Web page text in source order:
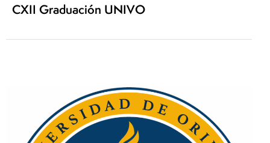
CXII Graduación UNIVO